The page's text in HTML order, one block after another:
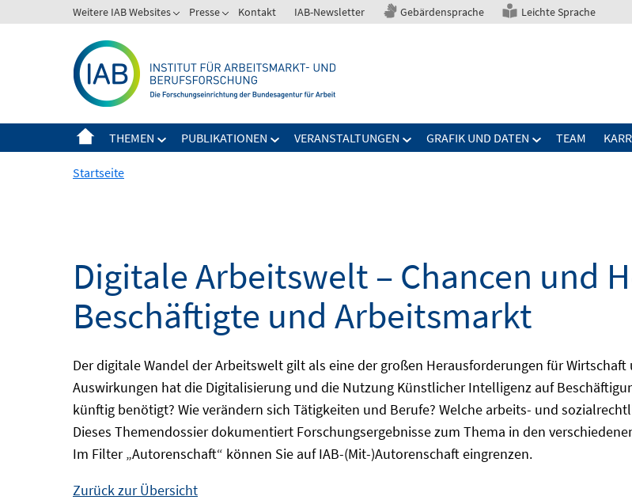
zum
Weitere IAB Websites Presse Kontakt IAB-Newsletter Gebärdensprache Leichte Sprache
THEMEN PUBLIKATIONEN VERANSTALTUNGEN GRAFIK UND DATEN TEAM
Startseite
Digitale Arbeitswelt – Chancen und
Beschäftigte und Arbeitsmarkt
Der digitale Wandel der Arbeitswelt gilt als eine der großen Herausforderungen für
Auswirkungen hat die Digitalisierung und die Nutzung Künstlicher Intelligenz auf
künftig benötigt? Wie verändern sich Tätigkeiten und Berufe? Welche arbeits- und
Dieses Themendossier dokumentiert Forschungsergebnisse zum Thema in den
Im Filter „Autorenschaft“ können Sie auf IAB-(Mit-)Autorenschaft eingrenzen.
Zurück zur Übersicht